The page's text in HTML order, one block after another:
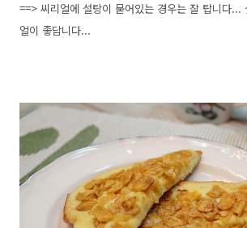
==> 씨리얼에 설탕이 묻어있는 경우는 잘 탑니다...
얼이 좋답니다...